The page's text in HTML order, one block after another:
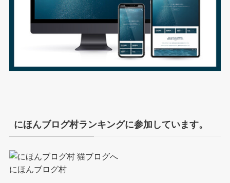
にほんブログ村ランキングに参加しています。
にほんブログ村